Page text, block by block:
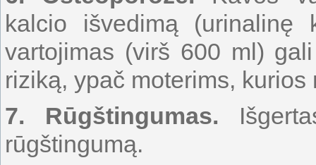
kalcio išvedimą (urinalinę
vartojimas (virš 600 ml)
riziką, ypač moterims,
7. Rūgštingumas.
rūgštingumą.